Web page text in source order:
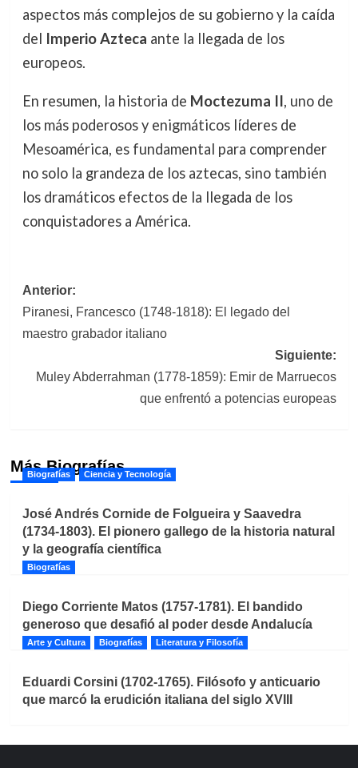
aspectos más complejos de su gobierno y la caída
del Imperio Azteca ante la llegada de los
europeos.
En resumen, la historia de Moctezuma II, uno de
los más poderosos y enigmáticos líderes de
Mesoamérica, es fundamental para comprender
no solo la grandeza de los aztecas, sino también
los dramáticos efectos de la llegada de los
conquistadores a América.
Navegación
de
Anterior:
Piranesi, Francesco (1748-1818): El legado del
maestro grabador italiano
Siguiente:
Muley Abderrahman (1778-1859): Emir de Marruecos
que enfrentó a potencias europeas
Más Biografías
Biografías Ciencia y Tecnología
José Andrés Cornide de Folgueira y Saavedra
(1734-1803). El pionero gallego de la historia natural
y la geografía científica
Biografías
Diego Corriente Matos (1757-1781). El bandido
generoso que desafió al poder desde Andalucía
Arte y Cultura Biografías Literatura y Filosofía
Eduardi Corsini (1702-1765). Filósofo y anticuario
que marcó la erudición italiana del siglo XVIII